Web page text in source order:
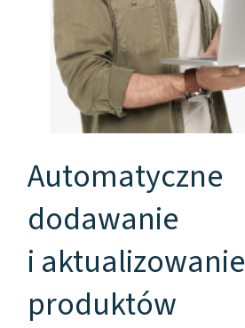
Automatyczne
dodawanie
i aktualizowanie
produktów